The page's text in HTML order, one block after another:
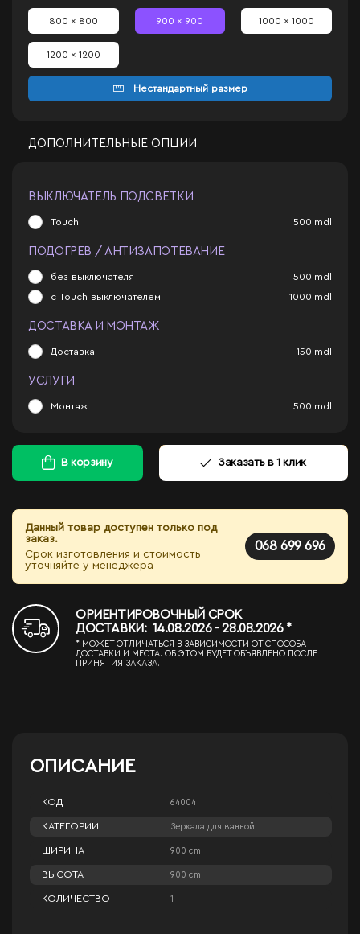
800 x 800 900 x 900 1000 x 1000
1200 x 1200
Нестандартный размер
ДОПОЛНИТЕЛЬНЫЕ ОПЦИИ
ВЫКЛЮЧАТЕЛЬ ПОДСВЕТКИ
Touch 500 mdl
ПОДОГРЕВ / АНТИЗАПОТЕВАНИЕ
без выключателя 500 mdl
с Touch выключателем 1000 mdl
ДОСТАВКА И МОНТАЖ
Доставка 150 mdl
УСЛУГИ
Монтаж 500 mdl
В корзину Заказать в 1 клик
Данный товар доступен только под
заказ.
Срок изготовления и стоимость
уточняйте у менеджера
068 699 696
ОРИЕНТИРОВОЧНЫЙ СРОК
ДОСТАВКИ: 14.08.2026 - 28.08.2026 *
* МОЖЕТ ОТЛИЧАТЬСЯ В ЗАВИСИМОСТИ ОТ СПОСОБА
ДОСТАВКИ И МЕСТА. ОБ ЭТОМ БУДЕТ ОБЪЯВЛЕНО ПОСЛЕ
ПРИНЯТИЯ ЗАКАЗА.
ОПИСАНИЕ
КОД 64004
КАТЕГОРИИ Зеркала для ванной
ШИРИНА 900 cm
ВЫСОТА 900 cm
КОЛИЧЕСТВО 1